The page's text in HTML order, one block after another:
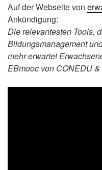
Auf der Webseite von
Ankündigung:
Die relevantesten Tools,
Bildungsmanagement
mehr erwartet
EBmooc von CONEDU &